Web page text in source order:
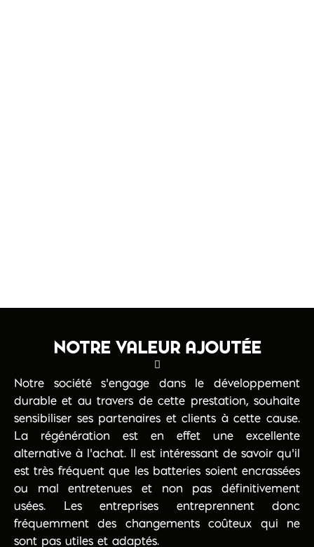
NOTRE VALEUR AJOUTÉE
Notre société s’engage dans le développement
durable et au travers de cette prestation, souhaite
sensibiliser ses partenaires et clients à cette cause.
La régénération est en effet une excellente
alternative à l’achat. Il est intéressant de savoir qu’il
est très fréquent que les batteries soient encrassées
ou mal entretenues et non pas définitivement
usées. Les entreprises entreprennent donc
fréquemment des changements coûteux qui ne
sont pas utiles et adaptés.